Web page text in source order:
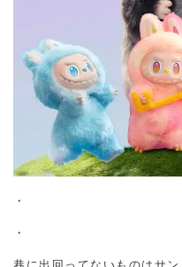
・
・